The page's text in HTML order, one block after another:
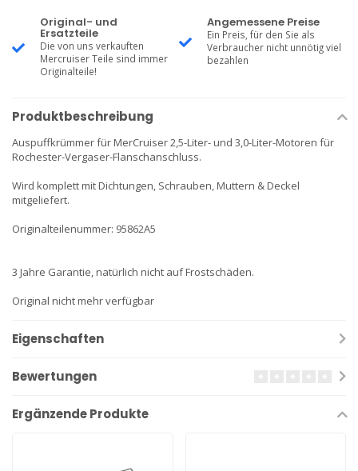
Original- und
Ersatzteile
Die von uns verkauften
Mercruiser Teile sind immer
Originalteile!
Angemessene Preise
Ein Preis, für den Sie als
Verbraucher nicht unnötig viel
bezahlen
Produktbeschreibung
Auspuffkrümmer für MerCruiser 2,5-Liter- und 3,0-Liter-Motoren für
Rochester-Vergaser-Flanschanschluss.
Wird komplett mit Dichtungen, Schrauben, Muttern & Deckel
mitgeliefert.
Originalteilenummer: 95862A5
3 Jahre Garantie, natürlich nicht auf Frostschäden.
Original nicht mehr verfügbar
Eigenschaften
Bewertungen
Ergänzende Produkte